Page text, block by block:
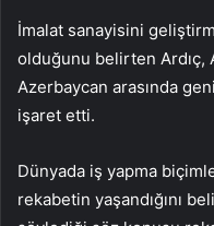
İmalat sanayisini
olduğunu belirten Ardıç,
Azerbaycan arasında
işaret etti.
Dünyada iş yapma
rekabetin yaşandığını